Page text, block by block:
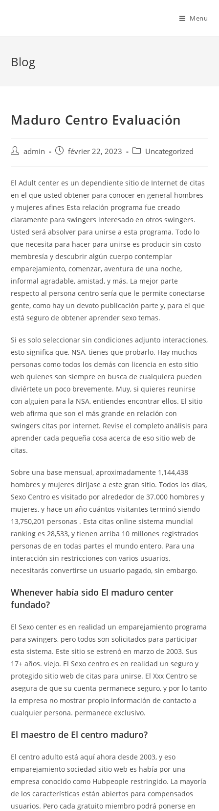
Menu
Blog
Maduro Centro Evaluación
admin février 22, 2023 Uncategorized
El Adult center es un dependiente sitio de Internet de citas
en el que usted obtener para conocer en general hombres
y mujeres afines Esta relación programa fue creado
claramente para swingers interesado en otros swingers.
Usted será absolver para unirse a esta programa. Todo lo
que necesita para hacer para unirse es producir sin costo
membresía y descubrir algún cuerpo contemplar
emparejamiento, comenzar, aventura de una noche,
informal agradable, amistad, y más. La mejor parte
respecto al persona centro sería que le permite conectarse
gente, como hay un devoto publicación parte y, para el que
está seguro de obtener aprender sexo temas.
Si es solo seleccionar sin condiciones adjunto interacciones,
esto significa que, NSA, tienes que probarlo. Hay muchos
personas como todos los demás con licencia en esto sitio
web quienes son siempre en busca de cualquiera pueden
diviértete un poco brevemente. Muy, si quieres reunirse
con alguien para la NSA, entiendes encontrar ellos. El sitio
web afirma que son el más grande en relación con
swingers citas por internet. Revise el completo análisis para
aprender cada pequeña cosa acerca de eso sitio web de
citas.
Sobre una base mensual, aproximadamente 1,144,438
hombres y mujeres diríjase a este gran sitio. Todos los días,
Sexo Centro es visitado por alrededor de 37.000 hombres y
mujeres, y hace un año cuántos visitantes terminó siendo
13,750,201 personas . Esta citas online sistema mundial
ranking es 28,533, y tienen arriba 10 millones registrados
personas de en todas partes el mundo entero. Para una
interacción sin restricciones con varios usuarios,
necesitarás convertirse un usuario pagado, sin embargo.
Whenever había sido El maduro center
fundado?
El Sexo center es en realidad un emparejamiento programa
para swingers, pero todos son solicitados para participar
esta sistema. Este sitio se estrenó en marzo de 2003. Sus
17+ años. viejo. El Sexo centro es en realidad un seguro y
protegido sitio web de citas para unirse. El Xxx Centro se
asegura de que su cuenta permanece seguro, y por lo tanto
la empresa no mostrar propio información de contacto a
cualquier persona. permanece exclusivo.
El maestro de El centro maduro?
El centro adulto está aquí ahora desde 2003, y eso
emparejamiento sociedad sitio web es había por una
empresa conocido como Hubpeople restringido. La mayoría
de los características están abiertos para compensados ​​
usuarios. Pero cada gratuito miembro podrá ponerse en